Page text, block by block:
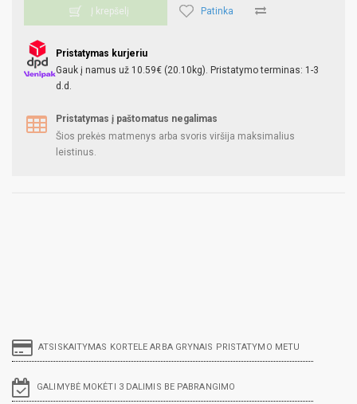
Į krepšelį Patinka
Pristatymas kurjeriu
Gauk į namus už 10.59€ (20.10kg). Pristatymo terminas: 1-3
d.d.
Pristatymas į paštomatus negalimas
Šios prekės matmenys arba svoris viršija maksimalius
leistinus.
ATSISKAITYMAS KORTELE ARBA GRYNAIS PRISTATYMO METU
GALIMYBĖ MOKĖTI 3 DALIMIS BE PABRANGIMO